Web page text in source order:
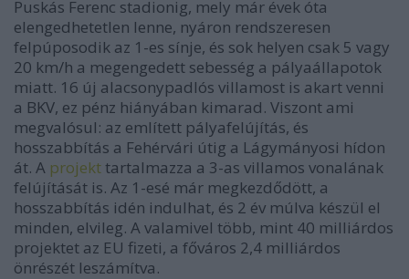
Puskás Ferenc stadionig, mely már évek óta
elengedhetetlen lenne, nyáron rendszeresen
felpúposodik az 1-es sínje, és sok helyen csak 5 vagy
20 km/h a megengedett sebesség a pályaállapotok
miatt. 16 új alacsonypadlós villamost is akart venni
a BKV, ez pénz hiányában kimarad. Viszont ami
megvalósul: az említett pályafelújítás, és
hosszabbítás a Fehérvári útig a Lágymányosi hídon
át. A projekt tartalmazza a 3-as villamos vonalának
felújítását is. Az 1-esé már megkezdődött, a
hosszabbítás idén indulhat, és 2 év múlva készül el
minden, elvileg. A valamivel több, mint 40 milliárdos
projektet az EU fizeti, a főváros 2,4 milliárdos
önrészét leszámítva.